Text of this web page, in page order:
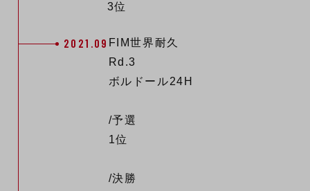
3位
2021.09 FIM世界耐久
Rd.3
ボルドール24H
/予選
1位
/決勝